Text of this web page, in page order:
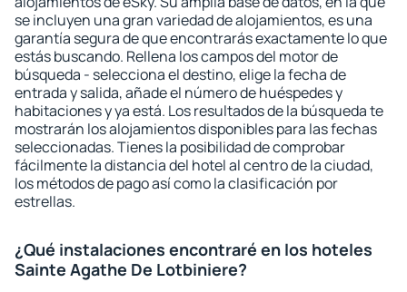
se incluyen una gran variedad de alojamientos, es una
garantía segura de que encontrarás exactamente lo que
estás buscando. Rellena los campos del motor de
búsqueda - selecciona el destino, elige la fecha de
entrada y salida, añade el número de huéspedes y
habitaciones y ya está. Los resultados de la búsqueda te
mostrarán los alojamientos disponibles para las fechas
seleccionadas. Tienes la posibilidad de comprobar
fácilmente la distancia del hotel al centro de la ciudad,
los métodos de pago así como la clasificación por
estrellas.
¿Qué instalaciones encontraré en los hoteles
Sainte Agathe De Lotbiniere?